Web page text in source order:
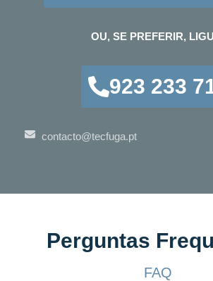
OU, SE PREFERIR,
923 233
contacto@tecfuga.pt
Perguntas
FAQ